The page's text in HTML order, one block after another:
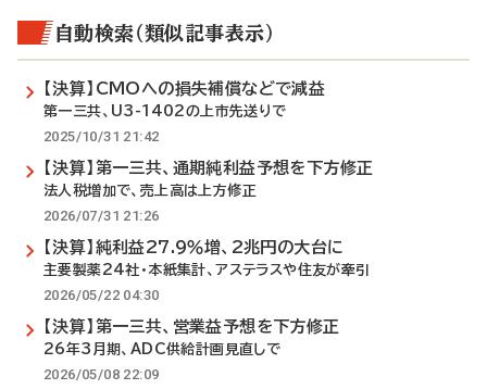
自動検索（類似記事表示）
【決算】CMOへの損失補償などで減益
第一三共、U3-1402の上市先送りで
2025/10/31 21:42
【決算】第一三共、通期純利益予想を下方修正
法人税増加で、売上高は上方修正
2026/07/31 21:26
【決算】純利益27.9％増、2兆円の大台に
主要製薬24社・本紙集計、アステラスや住友が牽引
2026/05/22 04:30
【決算】第一三共、営業益予想を下方修正
26年3月期、ADC供給計画見直しで
2026/05/08 22:09